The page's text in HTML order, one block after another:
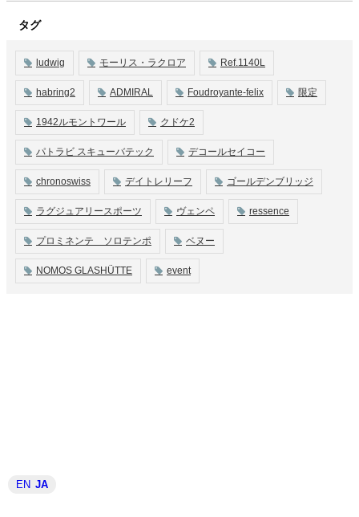
タグ
ludwig モーリス・ラクロア Ref.1140L
habring2 ADMIRAL Foudroyante-felix 限定
1942ルモントワール クドケ2
パトラビ スキューバテック デコールセイコー
chronoswiss デイトレリーフ ゴールデンブリッジ
ラグジュアリースポーツ ヴェンペ ressence
プロミネンテ ソロテンポ ベヌー
NOMOS GLASHÜTTE event
EN JA